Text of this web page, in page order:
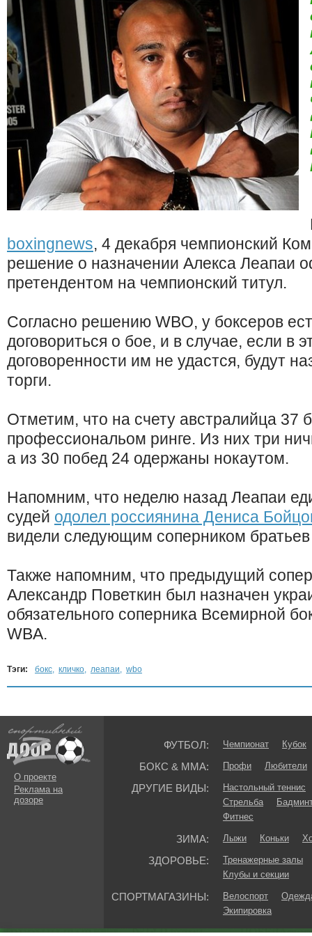
boxingnews, 4 декабря чемпионский
решение о назначении Алекса Леапаи
претендентом на чемпионский титул.
Согласно решению WBO, у боксеров
договориться о бое, и в случае, если в
договоренности им не удастся, будут
торги.
Отметим, что на счету австралийца 37
профессиональом ринге. Из них три
а из 30 побед 24 одержаны нокаутом.
Напомним, что неделю назад Леапаи
судей одолел россиянина Дениса
видели следующим соперником братьев
Также напомним, что предыдущий
Александр Поветкин был назначен
обязательного соперника Всемирной
WBA.
Тэги: бокс, кличко, леапаи, wbo
О проекте
Реклама на
дозоре
ФУТБОЛ: Чемпионат Кубок
БОКС & ММА: Профи Любители
ДРУГИЕ ВИДЫ:
Настольный теннис
Стрельба
Фитнес
ЗИМА: Лыжи Коньки
ЗДОРОВЬЕ:
Тренажерные залы
Клубы и секции
СПОРТМАГАЗИНЫ: Велоспорт
Экипировка